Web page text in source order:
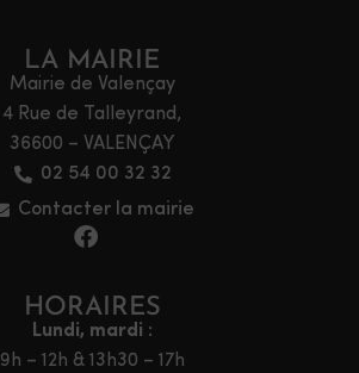
LA MAIRIE
Mairie de Valençay
4 Rue de Talleyrand,
36600 – VALENÇAY
02 54 00 32 32
Contacter la mairie
HORAIRES
Lundi, mardi :
9h – 12h & 13h30 – 17h